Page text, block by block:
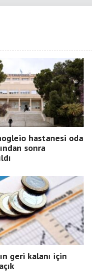
hastanesi oda
sonra
geri kalanı için